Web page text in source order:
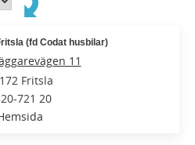
(fd Codat husbilar)
11
Fritsla
721 20